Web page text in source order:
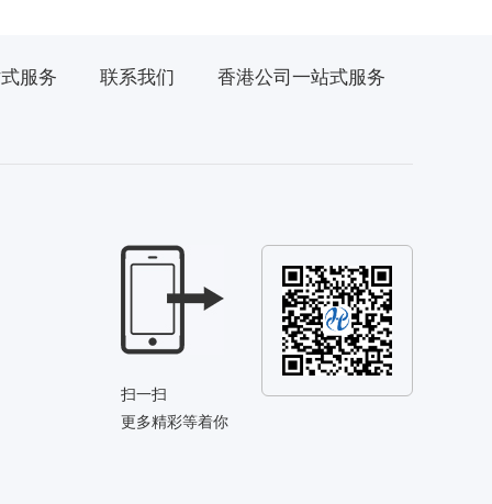
服务 联系我们 香港公司一站式服务
扫一扫
更多精彩等着你